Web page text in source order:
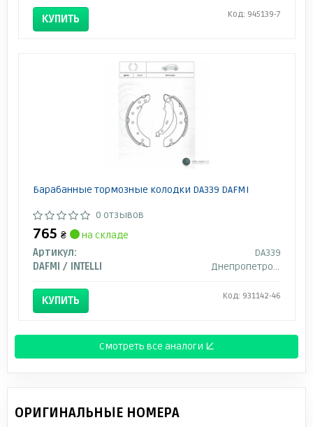
КУПИТЬ Код: 945139-7
Барабанные тормозные колодки DA339 DAFMI
0 отзывов
765 ₴
на складе
Артикул:
DA339
DAFMI / INTELLI
Днепропетровск
КУПИТЬ Код: 931142-46
Смотреть все аналоги ↓
ОРИГИНАЛЬНЫЕ НОМЕРА